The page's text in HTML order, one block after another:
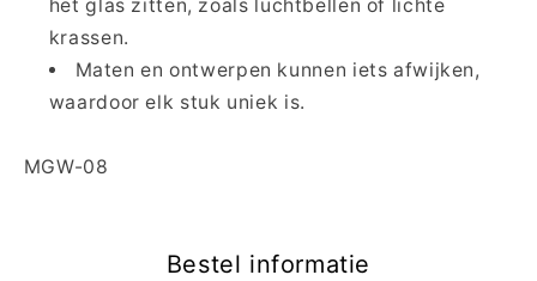
het glas zitten, zoals luchtbellen of lichte
krassen.
Maten en ontwerpen kunnen iets afwijken,
waardoor elk stuk uniek is.
SKU:
MGW-08
Bestel informatie